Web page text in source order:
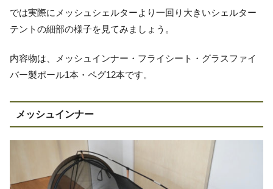
では実際にメッシュシェルターより一回り大きいシェルター
テントの細部の様子を見てみましょう。
内容物は、メッシュインナー・フライシート・グラスファイ
バー製ポール1本・ペグ12本です。
メッシュインナー